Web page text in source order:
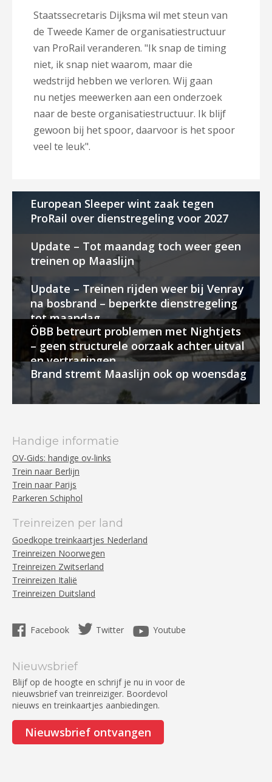
Staatssecretaris Dijksma wil met steun van
de Tweede Kamer de organisatiestructuur
van ProRail veranderen. "Ik snap de timing
niet, ik snap niet waarom, maar die
wedstrijd hebben we verloren. Wij gaan
nu netjes meewerken aan een onderzoek
naar de beste organisatiestructuur. Ik blijf
gewoon bij het spoor, daarvoor is het spoor
veel te leuk".
European Sleeper wint zaak tegen
ProRail over dienstregeling voor 2027
Update – Tot maandag toch weer geen
treinen op Maaslijn
Update – Treinen rijden weer bij Venray
na bosbrand – beperkte dienstregeling
tot maandag
ÖBB betreurt problemen met Nightjets
– geen structurele oorzaak achter uitval
en vertragingen
Brand stremt Maaslijn ook op woensdag
Handige informatie
OV-Gids: handige ov-links
Trein naar Berlijn
Trein naar Parijs
Parkeren Schiphol
Treinreizen per land
Goedkope treinkaartjes Nederland
Treinreizen Noorwegen
Treinreizen Zwitserland
Treinreizen Italië
Treinreizen Duitsland
Facebook Twitter Youtube
Nieuwsbrief
Blijf op de hoogte en schrijf je nu in voor de
nieuwsbrief van treinreiziger. Boordevol
nieuws en treinkaartjes aanbiedingen.
Nieuwsbrief ontvangen